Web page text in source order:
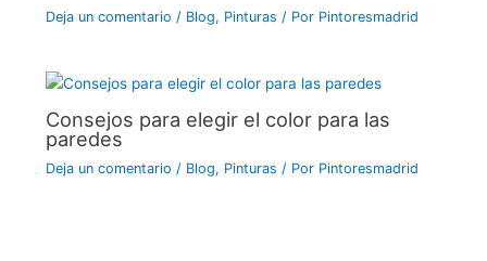
Deja un comentario / Blog, Pinturas / Por Pintoresmadrid
Consejos para elegir el color para las
paredes
Deja un comentario / Blog, Pinturas / Por Pintoresmadrid